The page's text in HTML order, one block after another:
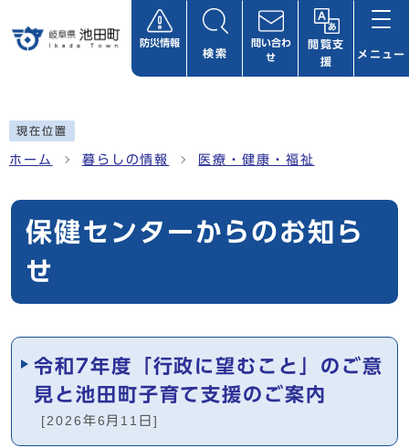
防災情報
検索
問い合わ
せ
閲覧支
援
メニュー
現在位置
ホーム 暮らしの情報 医療・健康・福祉
保健センターからのお知ら
せ
メインメニュー
令和7年度「行政に望むこと」のご意
見と池田町子育て支援のご案内
[2026年6月11日]